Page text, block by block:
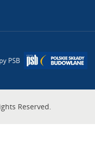
PSB
Reserved.